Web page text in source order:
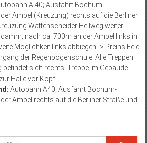
A 40; Ausfahrt Bochum-
Ampel (Kreuzung) rechts auf die Berliner
Wattenscheider Hellweg weiter
nach ca. 700m an der Ampel links in
Möglichkeit links abbiegen -> Preins Feld.
der Regenbogenschule. Alle Treppen
befindet sich rechts. Treppe im Gebäude
Halle vor Kopf.
Autobahn A40; Ausfahrt Bochum-
Ampel rechts auf die Berliner Straße und